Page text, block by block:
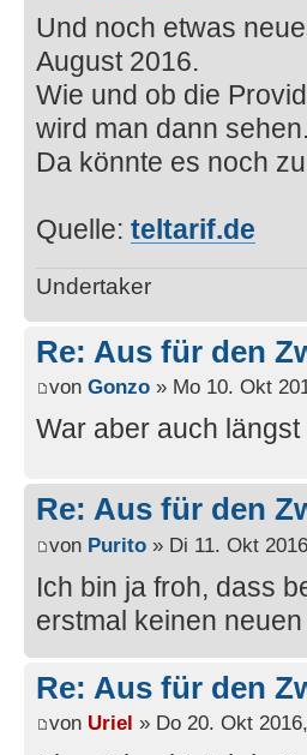
Und noch etwas
August 2016.
Wie und ob die
wird man dann sehen.
Da könnte es noch
Quelle: teltarif.de
Undertaker
Re: Aus für den
von Gonzo » Mo 10. Okt
War aber auch längst
Re: Aus für den
von Purito » Di 11. Okt
Ich bin ja froh, dass
erstmal keinen
Re: Aus für den
von Uriel » Do 20. Okt